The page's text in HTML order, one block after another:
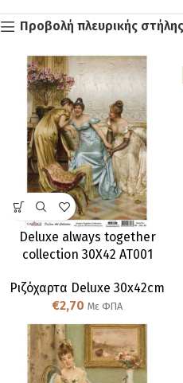
Προβολή πλευρικής στήλης
Deluxe always together
collection 30X42 AT001
Ριζόχαρτα Deluxe 30x42cm
€2,70 Με ΦΠΑ